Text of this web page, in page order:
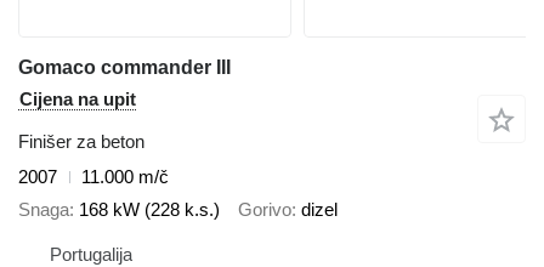
Gomaco commander III
Cijena na upit
Finišer za beton
2007
11.000 m/č
Snaga 168 kW (228 k.s.) Gorivo dizel
Portugalija